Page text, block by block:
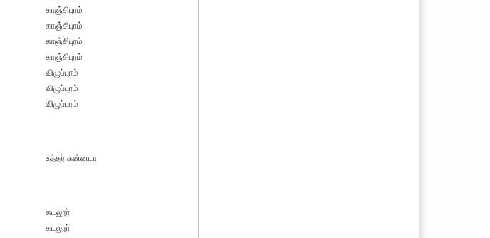
காஞ்சிபுரம்
காஞ்சிபுரம்
காஞ்சிபுரம்
காஞ்சிபுரம்
விழுப்புரம்
விழுப்புரம்
விழுப்புரம்
உத்தர் கன்னடா
கடலூர்
கடலூர்